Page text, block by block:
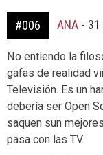
#006 ANA -
No entiendo la
gafas de realidad
Televisión. Es un
debería ser Open
saquen sun
pasa con las TV.